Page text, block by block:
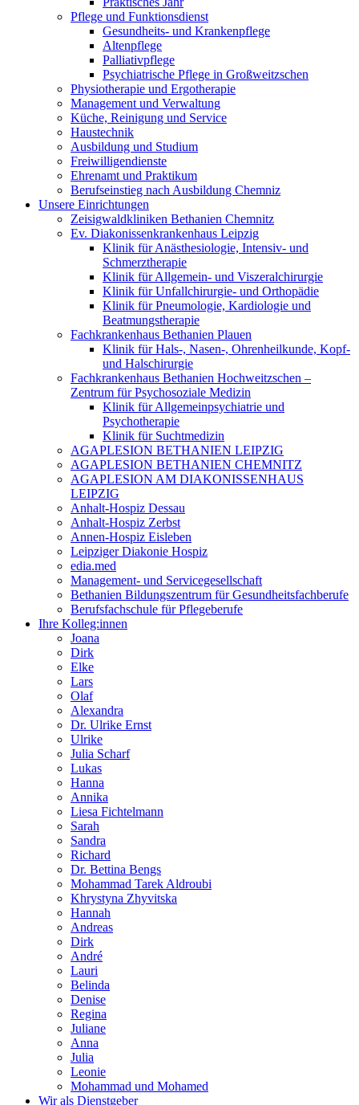
Pflege und Funktionsdienst
Gesundheits- und Krankenpflege
Altenpflege
Palliativpflege
Psychiatrische Pflege in Großweitzschen
Physiotherapie und Ergotherapie
Management und Verwaltung
Küche, Reinigung und Service
Haustechnik
Ausbildung und Studium
Freiwilligendienste
Ehrenamt und Praktikum
Berufseinstieg nach Ausbildung Chemniz
Unsere Einrichtungen
Zeisigwaldkliniken Bethanien Chemnitz
Ev. Diakonissenkrankenhaus Leipzig
Klinik für Anästhesiologie, Intensiv- und
Schmerztherapie
Klinik für Allgemein- und Viszeralchirurgie
Klinik für Unfallchirurgie- und Orthopädie
Klinik für Pneumologie, Kardiologie und
Beatmungstherapie
Fachkrankenhaus Bethanien Plauen
Klinik für Hals-, Nasen-, Ohrenheilkunde, Kopf-
und Halschirurgie
Fachkrankenhaus Bethanien Hochweitzschen –
Zentrum für Psychosoziale Medizin
Klinik für Allgemeinpsychiatrie und
Psychotherapie
Klinik für Suchtmedizin
AGAPLESION BETHANIEN LEIPZIG
AGAPLESION BETHANIEN CHEMNITZ
AGAPLESION AM DIAKONISSENHAUS
LEIPZIG
Anhalt-Hospiz Dessau
Anhalt-Hospiz Zerbst
Annen-Hospiz Eisleben
Leipziger Diakonie Hospiz
edia.med
Management- und Servicegesellschaft
Bethanien Bildungszentrum für Gesundheitsfachberufe
Berufsfachschule für Pflegeberufe
Ihre Kolleg:innen
Joana
Dirk
Elke
Lars
Olaf
Alexandra
Dr. Ulrike Ernst
Ulrike
Julia Scharf
Lukas
Hanna
Annika
Liesa Fichtelmann
Sarah
Sandra
Richard
Dr. Bettina Bengs
Mohammad Tarek Aldroubi
Khrystyna Zhyvitska
Hannah
Andreas
Dirk
André
Lauri
Belinda
Denise
Regina
Juliane
Anna
Julia
Leonie
Mohammad und Mohamed
Wir als Dienstgeber